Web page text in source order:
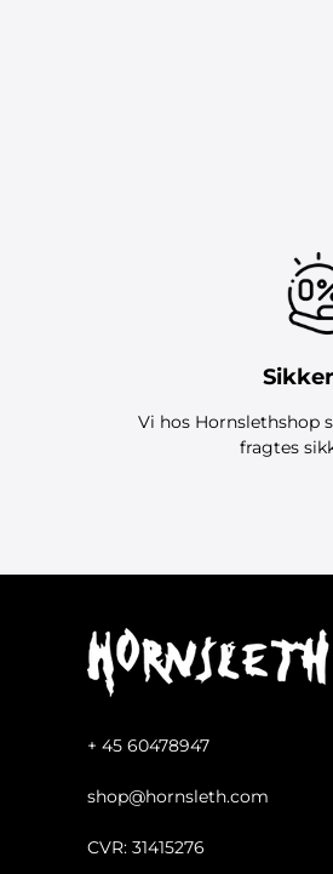
Vi hos Hornslethshop
fragtes
+ 45 60478947
shop@hornsleth.com
CVR: 31415276